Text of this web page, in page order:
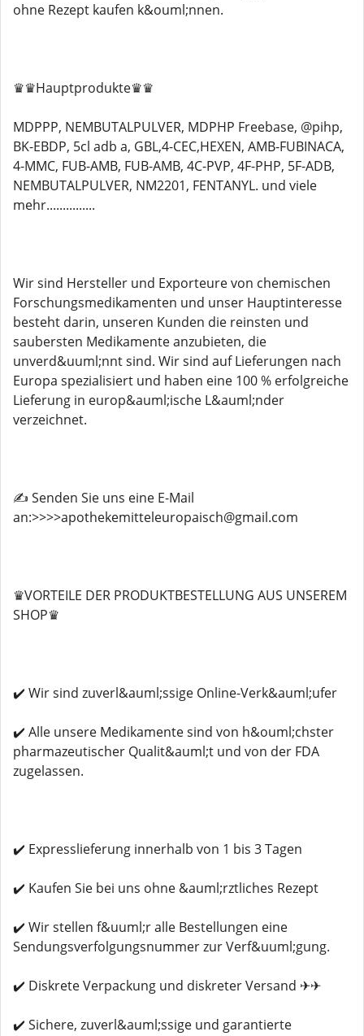
ohne Rezept kaufen k&ouml;nnen.
♛♛Hauptprodukte♛♛
MDPPP, NEMBUTALPULVER, MDPHP Freebase, @pihp,
BK-EBDP, 5cl adb a, GBL,4-CEC,HEXEN, AMB-FUBINACA,
4-MMC, FUB-AMB, FUB-AMB, 4C-PVP, 4F-PHP, 5F-ADB,
NEMBUTALPULVER, NM2201, FENTANYL. und viele
mehr...............
Wir sind Hersteller und Exporteure von chemischen
Forschungsmedikamenten und unser Hauptinteresse
besteht darin, unseren Kunden die reinsten und
saubersten Medikamente anzubieten, die
unverd&uuml;nnt sind. Wir sind auf Lieferungen nach
Europa spezialisiert und haben eine 100 % erfolgreiche
Lieferung in europ&auml;ische L&auml;nder
verzeichnet.
✍️ Senden Sie uns eine E-Mail
an:>>>>apothekemitteleuropaisch@gmail.com
♛VORTEILE DER PRODUKTBESTELLUNG AUS UNSEREM
SHOP♛
✔️ Wir sind zuverl&auml;ssige Online-Verk&auml;ufer
✔️ Alle unsere Medikamente sind von h&ouml;chster
pharmazeutischer Qualit&auml;t und von der FDA
zugelassen.
✔️ Expresslieferung innerhalb von 1 bis 3 Tagen
✔️ Kaufen Sie bei uns ohne &auml;rztliches Rezept
✔️ Wir stellen f&uuml;r alle Bestellungen eine
Sendungsverfolgungsnummer zur Verf&uuml;gung.
✔️ Diskrete Verpackung und diskreter Versand ✈✈
✔️ Sichere, zuverl&auml;ssige und garantierte